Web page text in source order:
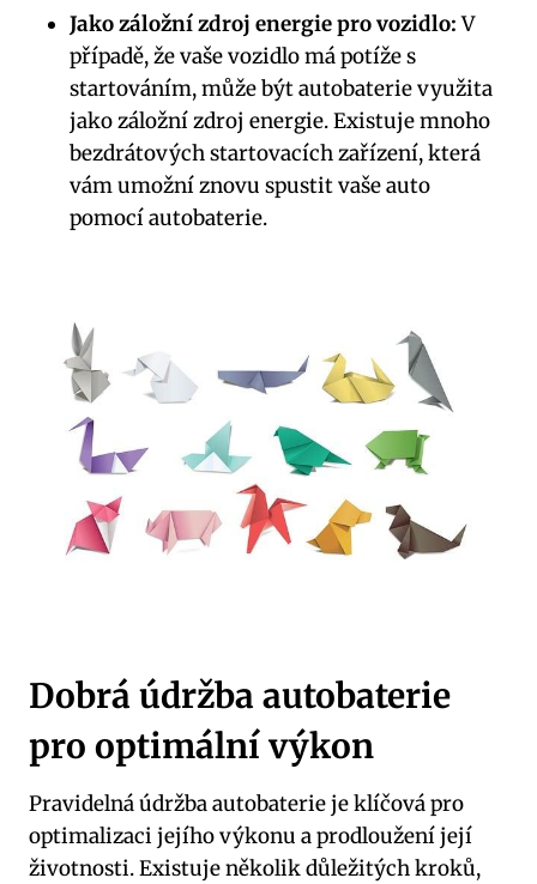
Jako záložní zdroj energie pro vozidlo:⁢V
případě, že vaše vozidlo má potíže ‍s
startováním, může být autobaterie ​využita
⁤jako záložní zdroj energie. Existuje mnoho
bezdrátových startovacích zařízení, která
vám umožní ⁤znovu spustit vaše auto
‌pomocí autobaterie.
Dobrá údržba autobaterie
pro optimální výkon
Pravidelná údržba autobaterie je klíčová pro
optimalizaci jejího výkonu a prodloužení její
životnosti.⁢ Existuje několik důležitých kroků,